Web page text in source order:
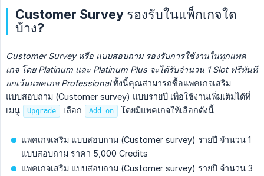
Customer Survey รองรับในแพ็กเกจใด
บ้าง?
Customer Survey หรือ แบบสอบถาม รองรับการใช้งานในทุกแพค
เกจ โดย Platinum และ Platinum Plus จะได้รับจำนวน 1 Slot ฟรีทันที
ยกเว้นแพคเกจ Professionalทั้งนี้คุณสามารถซื้อแพคเกจเสริม
แบบสอบถาม (Customer survey) แบบรายปี เพื่อใช้งานเพิ่มเติมได้ที่
เมนู
Upgrade เลือก Add on โดยมีแพคเกจให้เลือกดังนี้
แพคเกจเสริม แบบสอบถาม (Customer survey) รายปี จำนวน 1
แบบสอบถาม ราคา 5,000 Credits
แพคเกจเสริม แบบสอบถาม (Customer survey) รายปี จำนวน 3